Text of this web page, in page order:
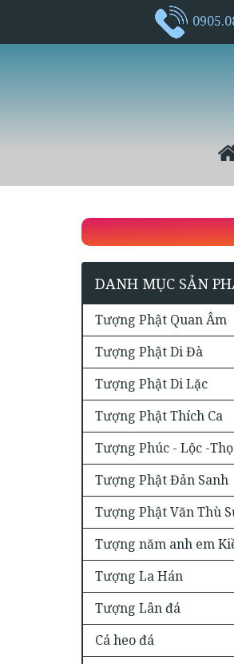
DANH MỤC SẢN
Tượng Phật Quan Âm
Tượng Phật Di Đà
Tượng Phật Di Lặc
Tượng Phật Thích Ca
Tượng Phúc - Lộc -Thọ
Tượng Phật Đản Sanh
Tượng Phật Văn Thù
Tượng năm anh em
Tượng La Hán
Tượng Lân đá
Cá heo đá